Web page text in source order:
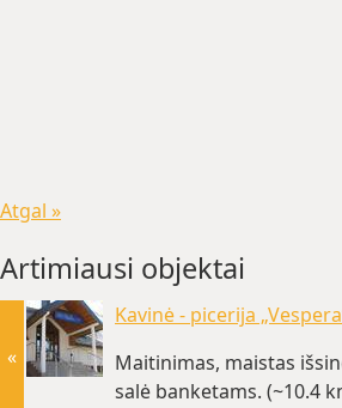
Atgal »
Artimiausi objektai
Kavinė - picerija
Maitinimas, maistas
salė banketams. (~10.4
«